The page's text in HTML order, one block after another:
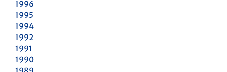
1996
1995
1994
1992
1991
1990